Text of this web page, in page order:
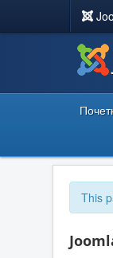
This